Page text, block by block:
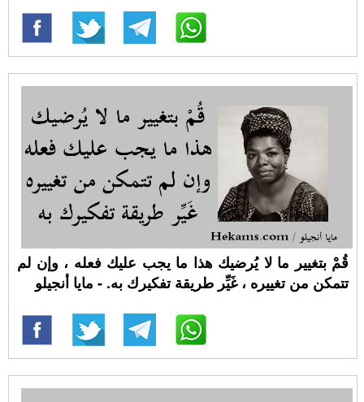
قُمْ بتغيير ما لا يُرضيك هذا ما يجب عليك فعله ، وإن لم
تتمكن من تغييره ، غَيِّر طريقة تفكيرك به. - مايا أنجيلو